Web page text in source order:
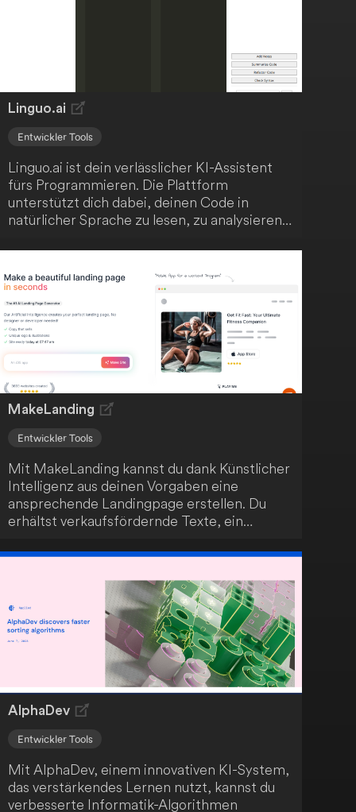
Linguo.ai
Entwickler Tools
Linguo.ai ist dein verlässlicher KI-Assistent
fürs Programmieren. Die Plattform
unterstützt dich dabei, deinen Code in
natürlicher Sprache zu lesen, zu analysieren,
Linguo.ai verbesserst du deinen Code ganz
einfach!
MakeLanding
Entwickler Tools
Mit MakeLanding kannst du dank Künstlicher
Intelligenz aus deinen Vorgaben eine
ansprechende Landingpage erstellen. Du
erhältst verkaufsfördernde Texte, ein
attraktive Vorlagen. Nutze diese Möglichkeit,
AlphaDev
Entwickler Tools
Mit AlphaDev, einem innovativen KI-System,
das verstärkendes Lernen nutzt, kannst du
verbesserte Informatik-Algorithmen